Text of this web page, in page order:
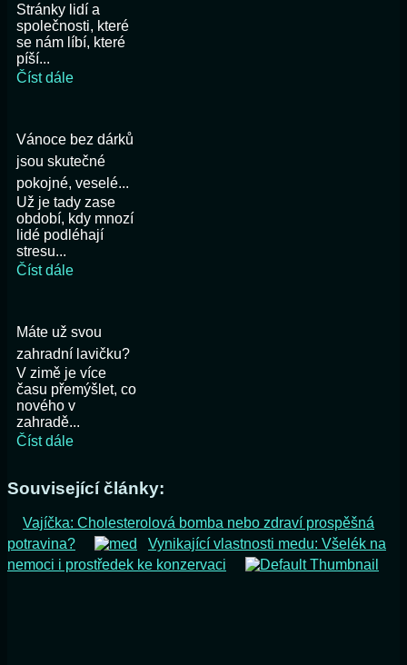
Stránky lidí a
společnosti, které
se nám líbí, které
píší...
Číst dále
Vánoce bez dárků
jsou skutečné
pokojné, veselé...
Už je tady zase
období, kdy mnozí
lidé podléhají
stresu...
Číst dále
Máte už svou
zahradní lavičku?
V zimě je více
času přemýšlet, co
nového v
zahradě...
Číst dále
Související články:
Vajíčka: Cholesterolová bomba nebo zdraví prospěšná
potravina?
Vynikající vlastnosti medu: Všelék na
nemoci i prostředek ke konzervaci